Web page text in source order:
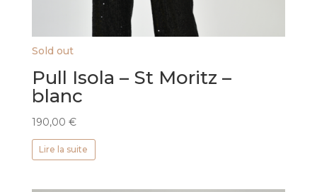
Sold out
Pull Isola – St Moritz –
blanc
190,00 €
Lire la suite